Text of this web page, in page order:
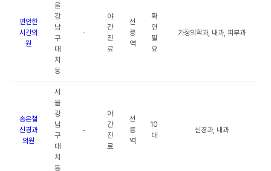
편안한
시간의
원
울
강
남
구
대
치
동
-
야
간
진
료
선
릉
역
확
인
필
요
가정의학과, 내과, 피부과
송은철
신경과
의원
서
울
강
남
구
대
치
동
-
야
간
진
료
선
릉
역
10
대
신경과, 내과